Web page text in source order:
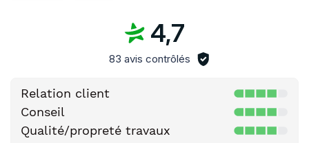
4,7
83 avis contrôlés
Relation client
Conseil
Qualité/propreté travaux